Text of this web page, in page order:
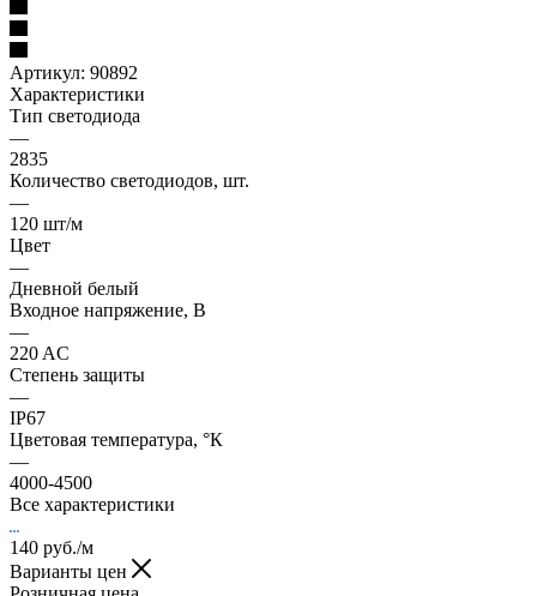
Артикул: 90892
Характеристики
Тип светодиода
—
2835
Количество светодиодов, шт.
—
120 шт/м
Цвет
—
Дневной белый
Входное напряжение, В
—
220 AC
Степень защиты
—
IP67
Цветовая температура, °К
—
4000-4500
Все характеристики
140 руб./м
Варианты цен